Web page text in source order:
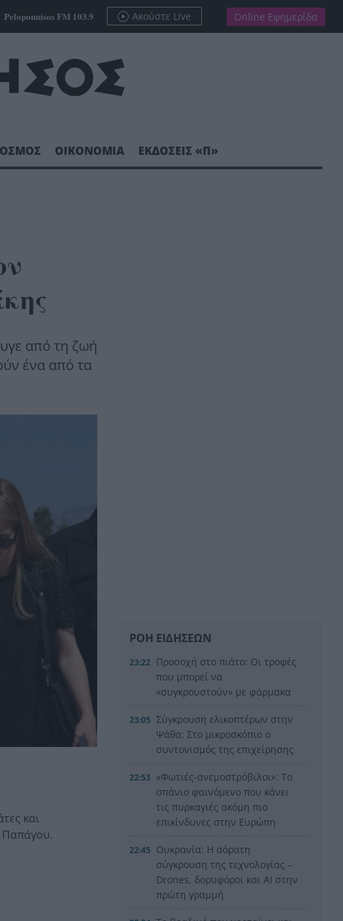
Peloponnisos FM 103.9 Ακούστε Live Online Εφημερίδα
ΟΙΚΟΝΟΜΙΑ ΕΚΔΟΣΕΙΣ «Π»
από τη ζωή
ένα από τα
και
Παπάγου.
ΡΟΗ ΕΙΔΗΣΕΩΝ
23:22 Προσοχή στο πιάτο: Οι τροφές
που μπορεί να
«συγκρουστούν» με φάρμακα
23:05 Σύγκρουση ελικοπτέρων στην
Ψάθα: Στο μικροσκόπιο ο
συντονισμός της επιχείρησης
22:53 «Φωτιές-ανεμοστρόβιλοι»: Το
σπάνιο φαινόμενο που κάνει
τις πυρκαγιές ακόμη πιο
επικίνδυνες στην Ευρώπη
22:45 Ουκρανία: Η αόρατη
σύγκρουση της τεχνολογίας –
Drones, δορυφόροι και AI στην
πρώτη γραμμή